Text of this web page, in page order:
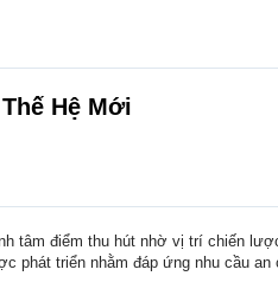
Hệ Mới
tâm điểm thu hút nhờ vị trí chiến
phát triển nhằm đáp ứng nhu cầu